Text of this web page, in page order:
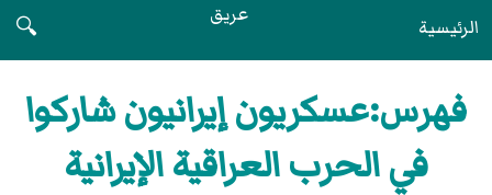
الرئيسية عريق
🔍
فهرس:عسكريون إيرانيون شاركوا
في الحرب العراقية الإيرانية